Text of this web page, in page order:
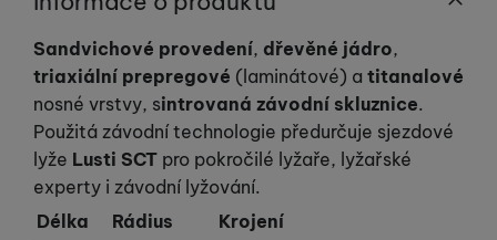
Sandvichové provedení, dřevěné jádro,
triaxiální prepregové (laminátové) a titanalové
nosné vrstvy, sintrovaná závodní skluznice.
Použitá závodní technologie předurčuje sjezdové
lyže Lusti SCT pro pokročilé lyžaře, lyžařské
experty i závodní lyžování.
Délka
Rádius
Krojení